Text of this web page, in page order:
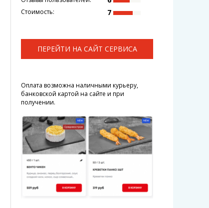
Стоимость: 7
ПЕРЕЙТИ НА САЙТ СЕРВИСА
Оплата возможна наличными курьеру,
банковской картой на сайте и при
получении.